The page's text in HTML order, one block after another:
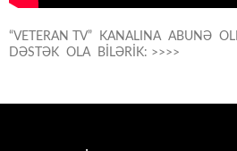
“VETERAN TV” KANALINA ABUNƏ
DƏSTƏK OLA BİLƏRİK: >>>>